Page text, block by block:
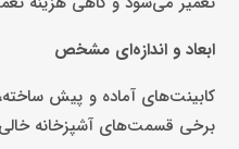
ابعاد و اندازه‌ای مشخص
کابینت‌های آماده و پیش
برخی قسمت‌های آشپزخانه